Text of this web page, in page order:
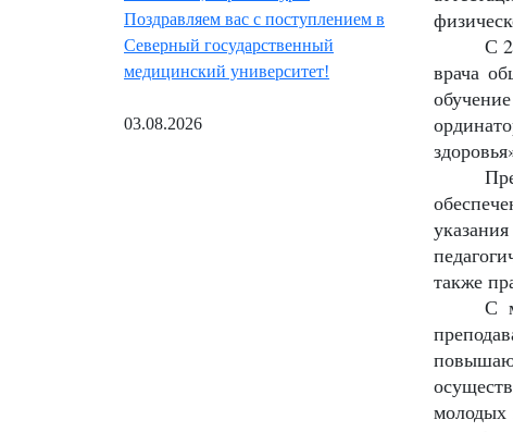
Поздравляем вас с поступлением в
Северный государственный
медицинский университет!
03.08.2026
С
врача
также
С
молодых